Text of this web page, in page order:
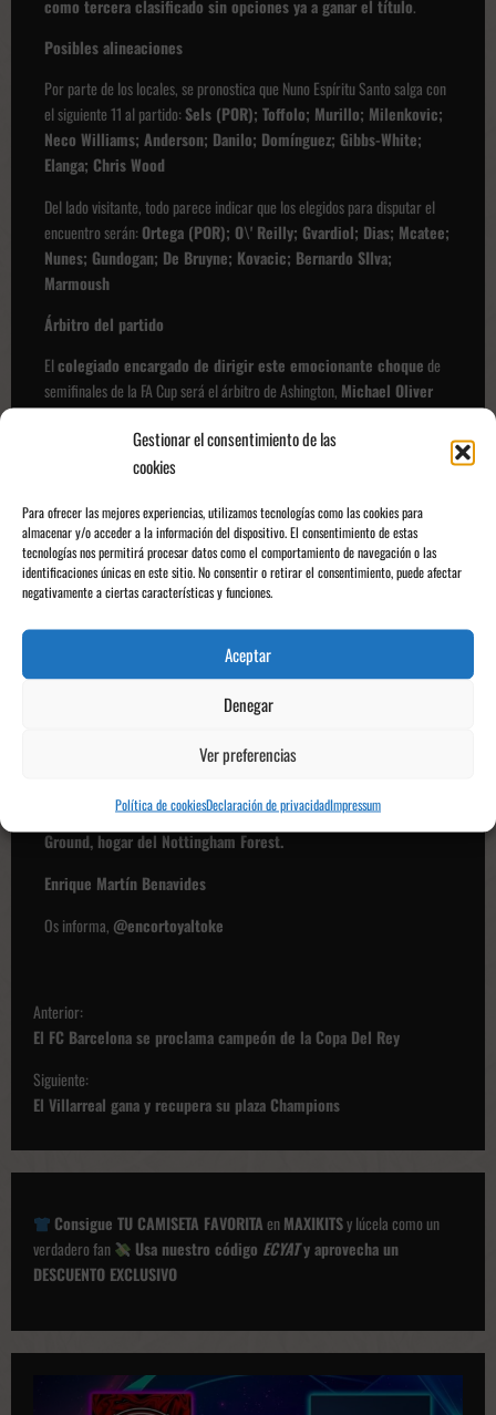
Gestionar el consentimiento de las
cookies
Para ofrecer las mejores experiencias, utilizamos tecnologías como las cookies para
almacenar y/o acceder a la información del dispositivo. El consentimiento de estas
tecnologías nos permitirá procesar datos como el comportamiento de navegación o las
identificaciones únicas en este sitio. No consentir o retirar el consentimiento, puede afectar
negativamente a ciertas características y funciones.
Aceptar
Denegar
Ver preferencias
Política de cookiesDeclaración de privacidadImpressum
como tercera clasificado sin opciones ya a ganar el título.
Posibles alineaciones
Por parte de los locales, se pronostica que Nuno Espíritu Santo salga con
el siguiente 11 al partido: Sels (POR); Toffolo; Murillo; Milenkovic;
Neco Williams; Anderson; Danilo; Domínguez; Gibbs-White;
Elanga; Chris Wood
Del lado visitante, todo parece indicar que los elegidos para disputar el
encuentro serán: Ortega (POR); O\' Reilly; Gvardiol; Dias; Mcatee;
Nunes; Gundogan; De Bruyne; Kovacic; Bernardo SIlva;
Marmoush
Árbitro del partido
Elcolegiado encargado de dirigir este emocionante choquede
semifinales de la FA Cup será el árbitro de Ashington, Michael Oliver
El partido se disputará a las17:30 hora peninsular en el City
Ground, hogar del Nottingham Forest.
Enrique Martín Benavides
Os informa, @encortoyaltoke
N
a
v
e
a
i
ó
d
Anterior:
El FC Barcelona se proclama campeón de la Copa Del Rey
Siguiente:
El Villarreal gana y recupera su plaza Champions
Consigue TU CAMISETA FAVORITAenMAXIKITSy lúcela como un
verdadero fan
Usa nuestro código ECYATy aprovecha un
DESCUENTO EXCLUSIVO